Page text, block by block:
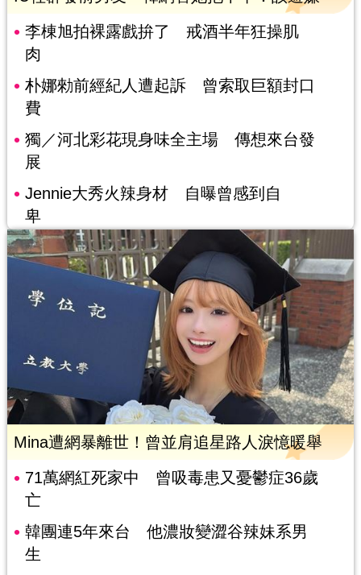
李棟旭拍裸露戲拚了 戒酒半年狂操肌
肉
朴娜勑前經紀人遭起訴 曾索取巨額封口
費
獨／河北彩花現身味全主場 傳想來台發
展
Jennie大秀火辣身材 自曝曾感到自
卑
Mina遭網暴離世！曾並肩追星路人淚憶暖舉
71萬網紅死家中 曾吸毒患又憂鬱症36歲
亡
韓團連5年來台 他濃妝變澀谷辣妹系男
生